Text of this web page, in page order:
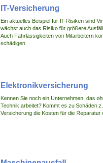
IT-Versicherung
Ein aktuelles Beispiel für IT-Risiken sind
wächst auch das Risiko für größere
Auch Fahrlässigkeiten von Mitarbeitern
schädigen.
Elektronikversicherung
Kennen Sie noch ein Unternehmen, das
Technik arbeitet? Kommt es zu Schäden
Versicherung die Kosten für die Reparatur